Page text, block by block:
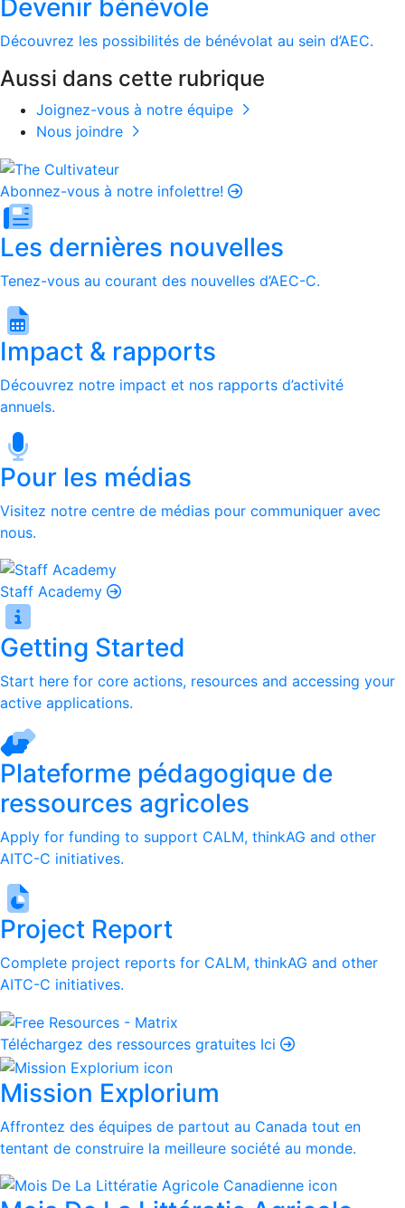
Devenir bénévole
Découvrez les possibilités de bénévolat au sein d’AEC.
Aussi dans cette rubrique
Joignez-vous à notre équipe
Nous joindre
Abonnez-vous à notre infolettre!
Les dernières nouvelles
Tenez-vous au courant des nouvelles d’AEC-C.
Impact & rapports
Découvrez notre impact et nos rapports d’activité
annuels.
Pour les médias
Visitez notre centre de médias pour communiquer avec
nous.
Staff Academy
Getting Started
Start here for core actions, resources and accessing your
active applications.
Plateforme pédagogique de
ressources agricoles
Apply for funding to support CALM, thinkAG and other
AITC-C initiatives.
Project Report
Complete project reports for CALM, thinkAG and other
AITC-C initiatives.
Téléchargez des ressources gratuites Ici
Mission Explorium
Affrontez des équipes de partout au Canada tout en
tentant de construire la meilleure société au monde.